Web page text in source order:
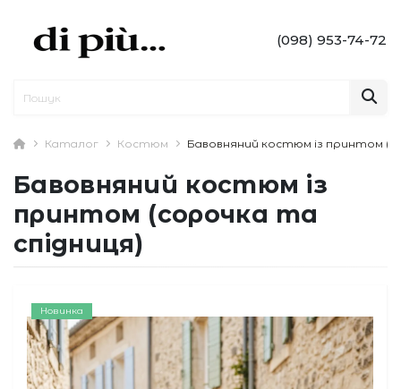
(098) 953-74-72
Каталог Костюм Бавовняний костюм із принтом
Бавовняний костюм із
принтом (сорочка та
спідниця)
Новинка